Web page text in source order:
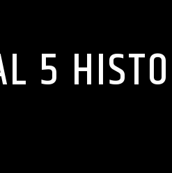
5